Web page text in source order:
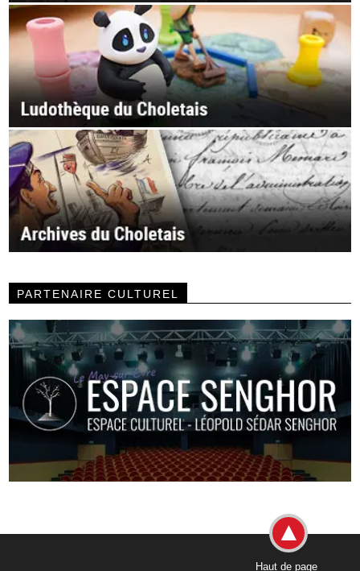
PARTENAIRE CULTUREL
Haut de page